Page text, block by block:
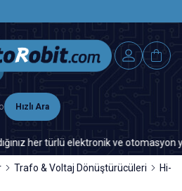
Hızlı Ara
her türlü elektronik ve otomasyon
Trafo & Voltaj Dönüştürücüleri Hi-